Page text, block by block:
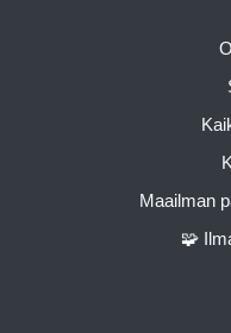
Maailman
🧩